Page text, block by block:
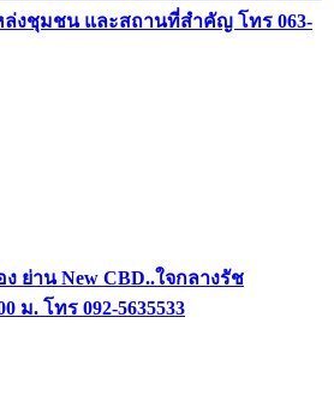
ล่งชุมชน และสถานที่สำคัญ โทร 063-
ย่าน New CBD..ใจกลางรัช
ม. โทร 092-5635533